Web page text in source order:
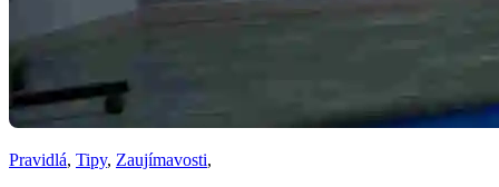
Pravidlá, Tipy, Zaujímavosti,